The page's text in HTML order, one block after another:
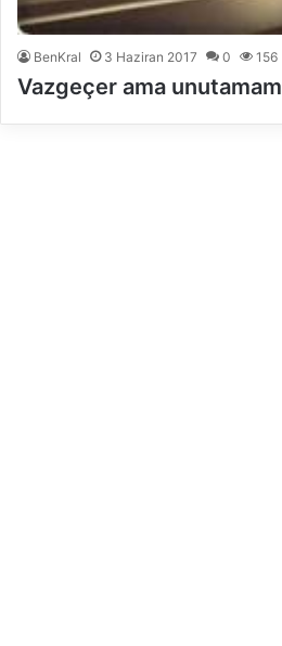
BenKral 3 Haziran 2017 0 156
Vazgeçer ama unutamam